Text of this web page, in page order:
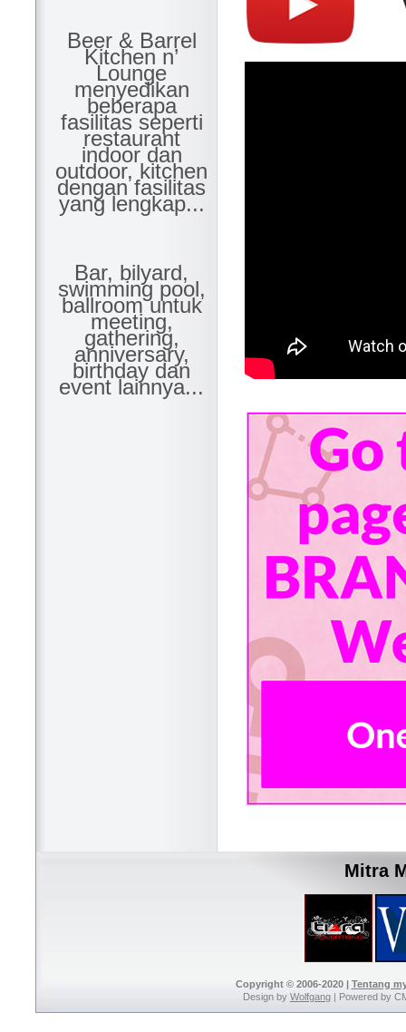
Beer & Barrel
Kitchen n’
Lounge
menyedikan
beberapa
fasilitas seperti
restaurant
indoor dan
outdoor, kitchen
dengan fasilitas
yang lengkap...
Bar, bilyard,
swimming pool,
ballroom untuk
meeting,
gathering,
anniversary,
birthday dan
event lainnya...
Mitra
Copyright © 2006-2020 | Tentang
Design by Wolfgang | Powered by